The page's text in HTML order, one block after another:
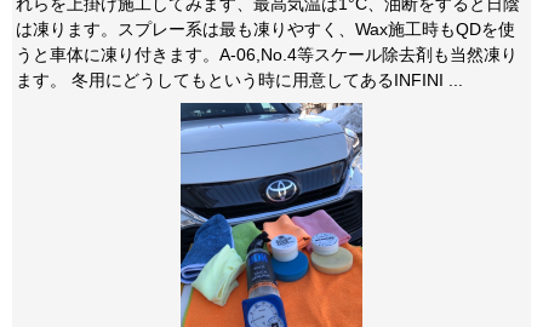
は凍ります。スプレー系は最も凍りやすく、Wax施工時もQDを使
うと車体に凍り付きます。A-06,No.4等スケール除去剤も当然凍り
ます。 冬用にどうしてもという時に用意してあるINFINI ...